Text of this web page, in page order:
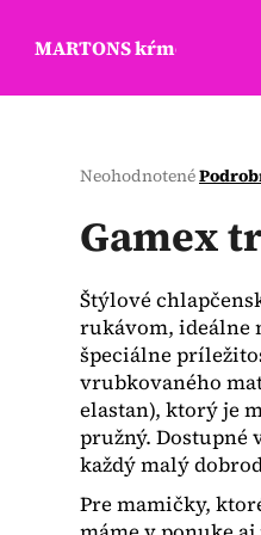
MARTONS kŕmenie a
Priemerné
produktu
je
z
5
hviezdičiek.
Neohodnotené
Gamex
Štýlové
rukávom, ideálne
špeciálne
vrubkovaného
elastan), ktorý je
pružný. Dostupné
každý malý
Pre mamičky,